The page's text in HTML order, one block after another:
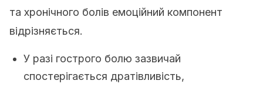
та хронічного болів емоційний компонент
відрізняється.
У разі гострого болю зазвичай
спостерігається дратівливість,